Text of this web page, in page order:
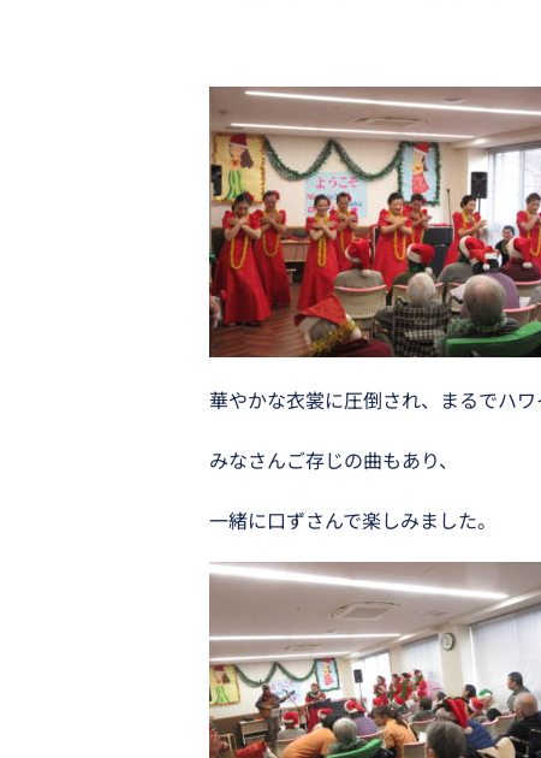
華やかな衣裳に圧倒され、まるでハ
みなさんご存じの曲もあり、
一緒に口ずさんで楽しみました。